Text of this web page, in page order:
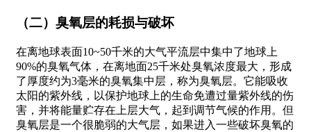
（二）臭氧层的耗损与破坏
在离地球表面10~50千米的大气平流层中集中了地球上
90%的臭氧气体，在离地面25千米处臭氧浓度最大，形成
了厚度约为3毫米的臭氧集中层，称为臭氧层。它能吸收
太阳的紫外线，以保护地球上的生命免遭过量紫外线的伤
害，并将能量贮存在上层大气，起到调节气候的作用。但
臭氧层是一个很脆弱的大气层，如果进入一些破坏臭氧的